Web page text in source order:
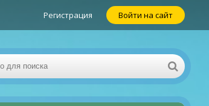
Регистрация Войти на сайт